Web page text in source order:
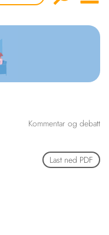
IN ENGLISH
and media
Kommentar og debatt
Last ned PDF